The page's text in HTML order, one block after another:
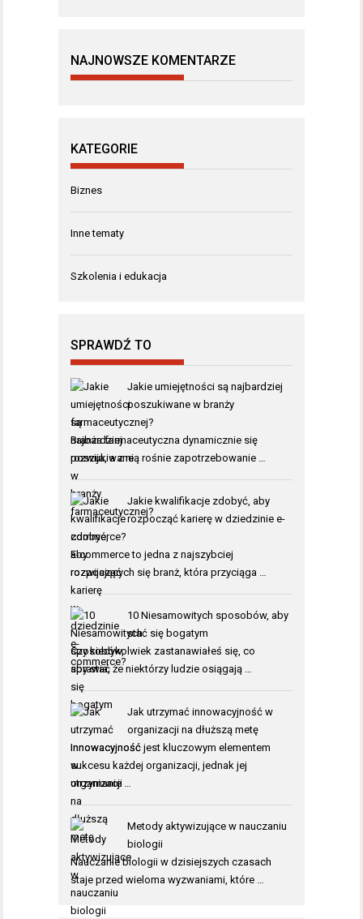
NAJNOWSZE KOMENTARZE
KATEGORIE
Biznes
Inne tematy
Szkolenia i edukacja
SPRAWDŹ TO
Jakie umiejętności są najbardziej
poszukiwane w branży
farmaceutycznej?
Branża farmaceutyczna dynamicznie się
rozwija, a z nią rośnie zapotrzebowanie …
Jakie kwalifikacje zdobyć, aby
rozpocząć karierę w dziedzinie e-
commerce?
E-commerce to jedna z najszybciej
rozwijających się branż, która przyciąga …
10 Niesamowitych sposobów, aby
stać się bogatym
Czy kiedykolwiek zastanawiałeś się, co
sprawia, że niektórzy ludzie osiągają …
Jak utrzymać innowacyjność w
organizacji na dłuższą metę
Innowacyjność jest kluczowym elementem
sukcesu każdej organizacji, jednak jej
utrzymanie …
Metody aktywizujące w nauczaniu
biologii
Nauczanie biologii w dzisiejszych czasach
staje przed wieloma wyzwaniami, które …